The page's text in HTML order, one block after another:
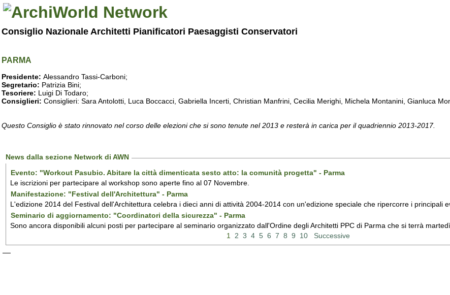
Consiglio Nazionale Architetti Pianificatori Paesaggisti Conservatori
PARMA
Presidente: Alessandro Tassi-Carboni;
Segretario: Patrizia Bini;
Tesoriere: Luigi Di Todaro;
Consiglieri: Consiglieri: Sara Antolotti, Luca Boccacci, Gabriella Incerti, Christian Manfrini, Cecilia Merighi, Michela Montanini, Gianluca
Questo Consiglio è stato rinnovato nel corso delle elezioni che si sono tenute nel 2013 e resterà in carica per il quadriennio 2013-2017.
News dalla sezione Network di AWN
Evento: "Workout Pasubio. Abitare la città dimenticata sesto atto: la comunità progetta" - Parma
Le iscrizioni per partecipare al workshop sono aperte fino al 07 Novembre.
Manifestazione: "Festival dell'Architettura" - Parma
L'edizione 2014 del Festival dell'Architettura celebra i dieci anni di attività 2004-2014 con un'edizione speciale che ripercorre i principali
Seminario di aggiornamento: "Coordinatori della sicurezza" - Parma
Sono ancora disponibili alcuni posti per partecipare al seminario organizzato dall'Ordine degli Architetti PPC di Parma che si terrà
1
2 3 4 5 6 7 8 9 10 Successive